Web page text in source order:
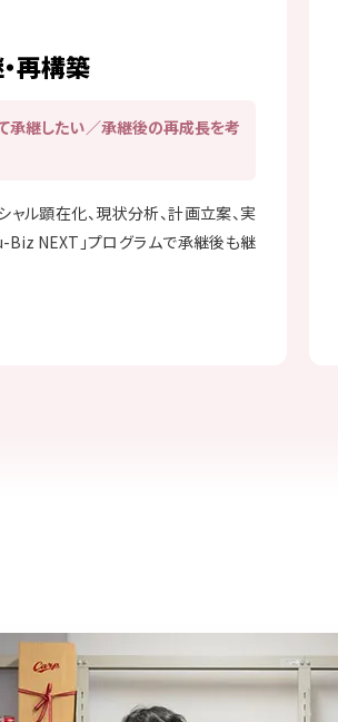
再構築
承継したい／承継後の再成長を考
ャル顕在化、現状分析、計画立案、実
Biz NEXT」プログラムで承継後も継